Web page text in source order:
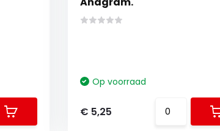
Op voorraad
€ 5,25